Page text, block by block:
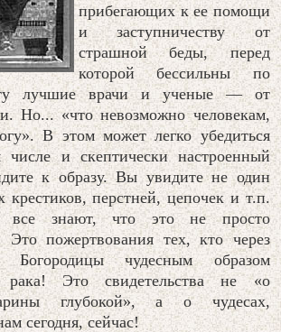
прибегающих к ее помощи
и заступничеству от
страшной беды, перед
которой бессильны по
лучшие врачи и ученые — от
Но... «что невозможно человекам,
В этом может легко убедиться
и скептически настроенный
к образу. Вы увидите не один
крестиков, перстней, цепочек и т.п.
все знают, что это не просто
Это пожертвования тех, кто через
Богородицы чудесным образом
рака! Это свидетельства не «о
глубокой», а о чудесах,
сегодня, сейчас!